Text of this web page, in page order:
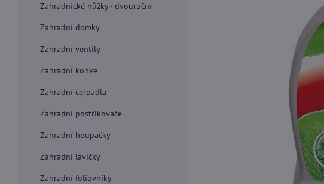
Zahradnické nůžky - dvouruční
Zahradní domky
Zahradní ventily
Zahradní konve
Zahradní čerpadla
Zahradní postřikovače
Zahradní houpačky
Zahradní lavičky
Zahradní foliovníky